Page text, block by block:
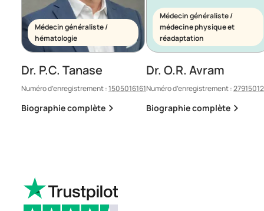
Médecin généraliste /
hématologie
Dr. P.C. Tanase
Numéro d’enregistrement :1505016161
Biographie complète
Médecin généraliste /
médecine physique et
réadaptation
Dr. O.R. Avram
Numéro d’enregistrement :
Biographie complète